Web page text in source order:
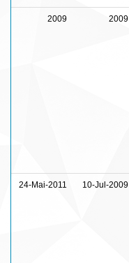
2009 2009
24-Mai-2011 10-Jul-2009